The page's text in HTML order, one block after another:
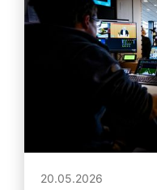
20.05.2026